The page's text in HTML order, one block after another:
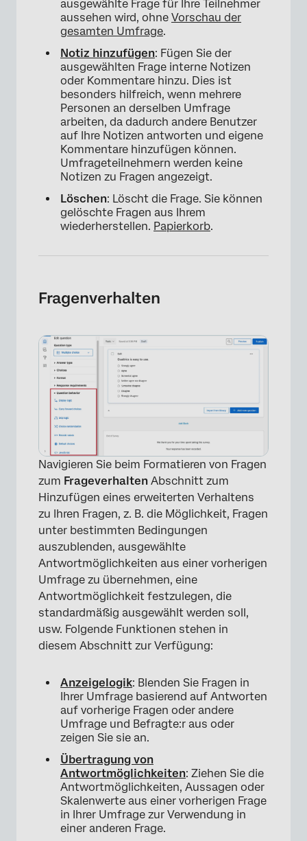
×
ausgewählte Frage für Ihre Teilnehmer
aussehen wird, ohne Vorschau der
gesamten Umfrage.
Notiz hinzufügen: Fügen Sie der
ausgewählten Frage interne Notizen
oder Kommentare hinzu. Dies ist
besonders hilfreich, wenn mehrere
Personen an derselben Umfrage
arbeiten, da dadurch andere Benutzer
auf Ihre Notizen antworten und eigene
Kommentare hinzufügen können.
Umfrageteilnehmern werden keine
Notizen zu Fragen angezeigt.
Löschen: Löscht die Frage. Sie können
gelöschte Fragen aus Ihrem
wiederherstellen. Papierkorb.
Fragenverhalten
Navigieren Sie beim Formatieren von Fragen
zum Frageverhalten Abschnitt zum
Hinzufügen eines erweiterten Verhaltens
zu Ihren Fragen, z. B. die Möglichkeit, Fragen
unter bestimmten Bedingungen
auszublenden, ausgewählte
Antwortmöglichkeiten aus einer vorherigen
Umfrage zu übernehmen, eine
Antwortmöglichkeit festzulegen, die
standardmäßig ausgewählt werden soll,
usw. Folgende Funktionen stehen in
diesem Abschnitt zur Verfügung:
Anzeigelogik: Blenden Sie Fragen in
Ihrer Umfrage basierend auf Antworten
auf vorherige Fragen oder andere
Umfrage und Befragte:r aus oder
zeigen Sie sie an.
Übertragung von
Antwortmöglichkeiten: Ziehen Sie die
Antwortmöglichkeiten, Aussagen oder
Skalenwerte aus einer vorherigen Frage
in Ihrer Umfrage zur Verwendung in
einer anderen Frage.